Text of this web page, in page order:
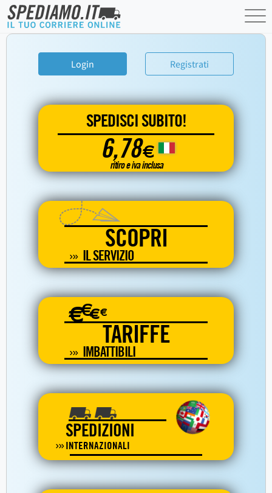
Login Registrati
SPEDISCI SUBITO!
6,78€
ritiro e iva inclusa
SCOPRI
IL SERVIZIO
€€€€
TARIFFE
IMBATTIBILI
SPEDIZIONI
INTERNAZIONALI